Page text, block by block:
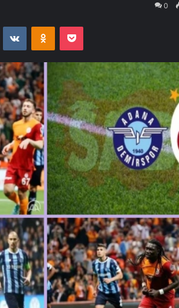
0
VKontakteOdnoklassniki
Pocket